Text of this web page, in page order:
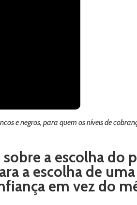
e negros, para quem os níveis de
a escolha do
a escolha de
em vez do